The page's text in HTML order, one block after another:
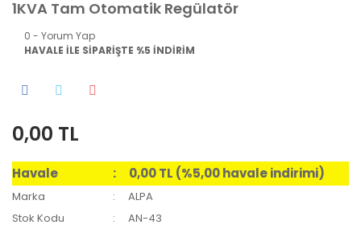
1KVA Tam Otomatik Regülatör
0 - Yorum Yap
HAVALE İLE SİPARİŞTE %5 İNDİRİM
0,00 TL
Havale 0,00 TL (%5,00 havale indirimi)
Marka
ALPA
Stok Kodu
AN-43